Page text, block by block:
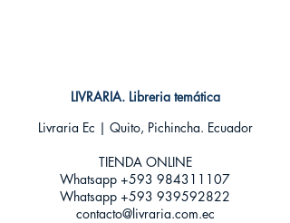
LIVRARIA. Libreria temática
Livraria Ec | Quito, Pichincha. Ecuador
TIENDA ONLINE​
Whatsapp +593 984311107
Whatsapp +593 939592822
contacto@livraria.com.ec